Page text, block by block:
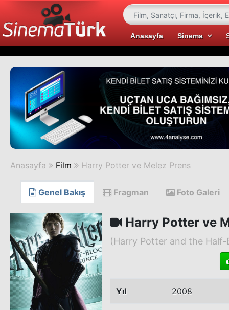
Anasayfa Sinema
Anasayfa Film Harry Potter ve Melez Prens
Genel Bakış Fragman Foto Galeri
Harry Potter ve
(Harry Potter and the Half-
Yıl 2008